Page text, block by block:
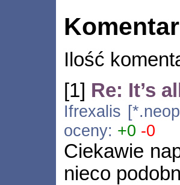
Ilość
[1] Re: It’s
Ifrexalis
oceny: +0 -0
Ciekawie
nieco